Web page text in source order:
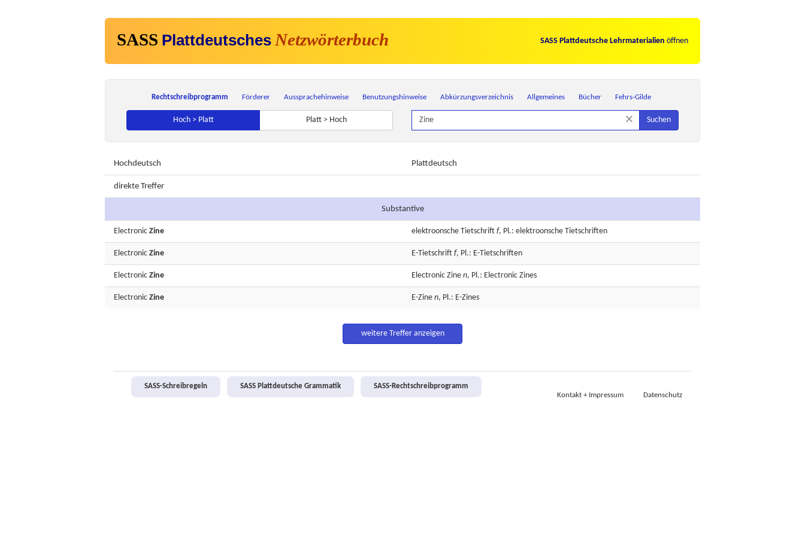
SASS Plattdeutsches Netzwörterbuch SASS Plattdeutsche Lehrmaterialien öffnen
Rechtschreibprogramm Förderer Aussprachehinweise Benutzungshinweise Abkürzungsverzeichnis Allgemeines Bücher Fehrs-Gilde
Hoch > Platt Platt > Hoch × Suchen
Hochdeutsch Plattdeutsch
direkte Treffer
Substantive
Electronic Zine elektroonsche Tietschrift f, Pl.: elektroonsche Tietschriften
Electronic Zine E-Tietschrift f, Pl.: E-Tietschriften
Electronic Zine Electronic Zine n, Pl.: Electronic Zines
Electronic Zine E-Zine n, Pl.: E-Zines
weitere Treffer anzeigen
SASS-Schreibregeln SASS Plattdeutsche Grammatik
SASS-Rechtschreibprogramm
Kontakt + Impressum
Datenschutz